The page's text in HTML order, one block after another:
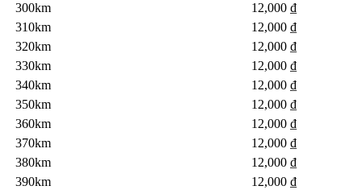
300km
12,000 ₫
310km
12,000 ₫
320km
12,000 ₫
330km
12,000 ₫
340km
12,000 ₫
350km
12,000 ₫
360km
12,000 ₫
370km
12,000 ₫
380km
12,000 ₫
390km
12,000 ₫